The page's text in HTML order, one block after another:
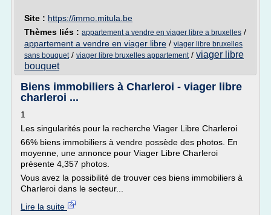
Site : https://immo.mitula.be
Thèmes liés : appartement a vendre en viager libre a bruxelles /
appartement a vendre en viager libre / viager libre bruxelles
sans bouquet/ viager libre bruxelles appartement/ viager libre
bouquet
Biens immobiliers à Charleroi - viager libre
charleroi ...
1
Les singularités pour la recherche Viager Libre Charleroi
66% biens immobiliers à vendre possède des photos. En
moyenne, une annonce pour Viager Libre Charleroi
présente 4,357 photos.
Vous avez la possibilité de trouver ces biens immobiliers à
Charleroi dans le secteur...
Lire la suite